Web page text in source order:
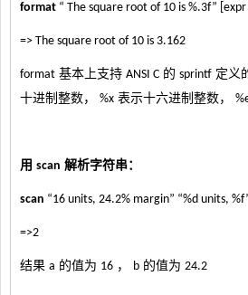
list
一个有效的列表结构
确， -failindex
全为
format “ The square root of 10 is %.3f” [expr
=> The square root of 10 is 3.162
format 基本上支持 ANSI C 的 sprintf 定义
十进制整数，
%x 表示十六进制整数，
用 scan 解析字符串：
scan “16 units, 24.2% margin” “%d units,
=>2
结果 a 的值为 16 ， b 的值为 24.2